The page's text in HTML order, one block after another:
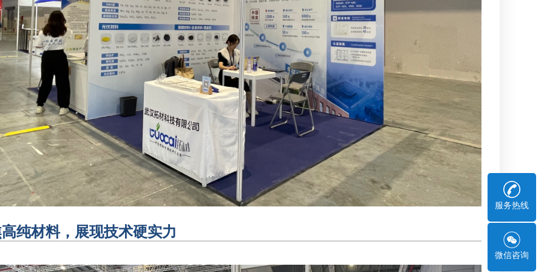
纯材料，展现技术硬实力
服务热线
微信咨询